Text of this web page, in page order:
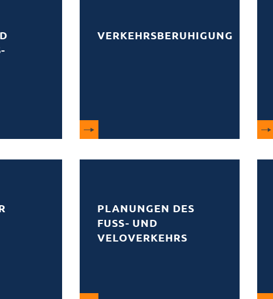
VERKEHRSBERUHIGUNG
PLANUNGEN DES
FUSS- UND
VELOVERKEHRS